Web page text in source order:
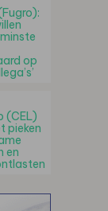
op
(CEL)
pieken
en